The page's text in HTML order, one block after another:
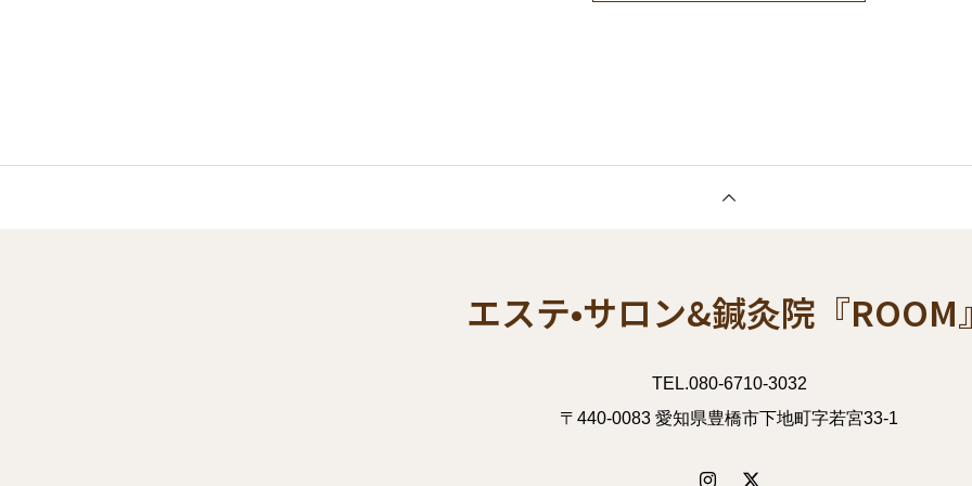
エステ•サロン&鍼灸院『ROOM
TEL.080-6710-3032
〒440-0083 愛知県豊橋市下地町字若宮33-1